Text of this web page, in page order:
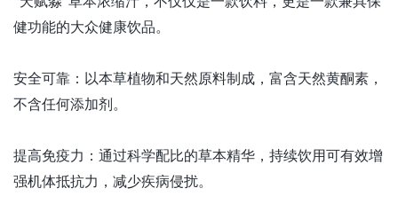
健功能的大众健康饮品。
安全可靠：以本草植物和天然原料制成，富含天然黄酮素，
不含任何添加剂。
提高免疫力：通过科学配比的草本精华，持续饮用可有效增
强机体抵抗力，减少疾病侵扰。